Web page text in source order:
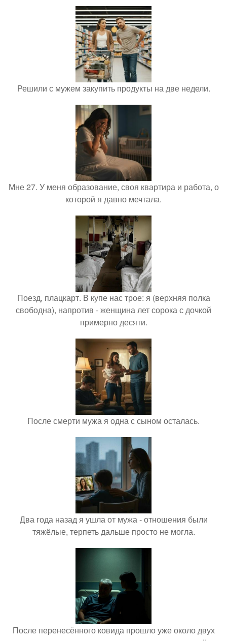
Решили с мужем закупить продукты на две недели.
Мне 27. У меня образование, своя квартира и работа, о
которой я давно мечтала.
Поезд, плацкарт. В купе нас трое: я (верхняя полка
свободна), напротив - женщина лет сорока с дочкой
примерно десяти.
После смерти мужа я одна с сыном осталась.
Два года назад я ушла от мужа - отношения были
тяжёлые, терпеть дальше просто не могла.
После перенесённого ковида прошло уже около двух